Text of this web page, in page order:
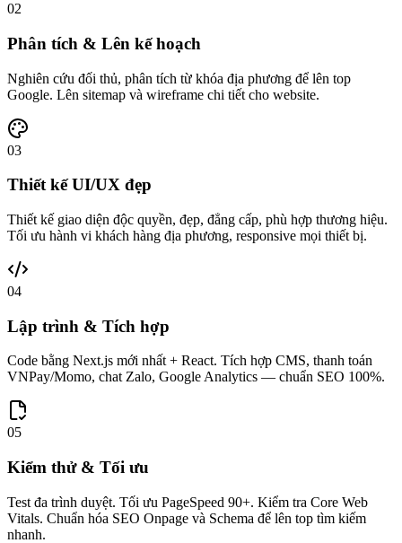
02
Phân tích & Lên kế hoạch
Nghiên cứu đối thủ, phân tích từ khóa địa phương để lên top
Google. Lên sitemap và wireframe chi tiết cho website.
03
Thiết kế UI/UX đẹp
Thiết kế giao diện độc quyền, đẹp, đẳng cấp, phù hợp thương hiệu.
Tối ưu hành vi khách hàng địa phương, responsive mọi thiết bị.
04
Lập trình & Tích hợp
Code bằng Next.js mới nhất + React. Tích hợp CMS, thanh toán
VNPay/Momo, chat Zalo, Google Analytics — chuẩn SEO 100%.
05
Kiểm thử & Tối ưu
Test đa trình duyệt. Tối ưu PageSpeed 90+. Kiểm tra Core Web
Vitals. Chuẩn hóa SEO Onpage và Schema để lên top tìm kiếm
nhanh.